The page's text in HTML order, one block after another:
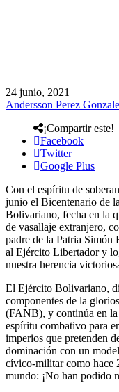
24 junio, 2021
Andersson Perez
¡Compartir este!
Facebook
Twitter
Google Plus
Con el espíritu de
junio el Bicentenario de
Bolivariano, fecha en la
de vasallaje extranjero,
padre de la Patria
al Ejército Libertador y
nuestra herencia
El Ejército Bolivariano,
componentes de la
(FANB), y continúa en
espíritu combativo para
imperios que pretenden
dominación con un
cívico-militar como hace
mundo: ¡No han podido